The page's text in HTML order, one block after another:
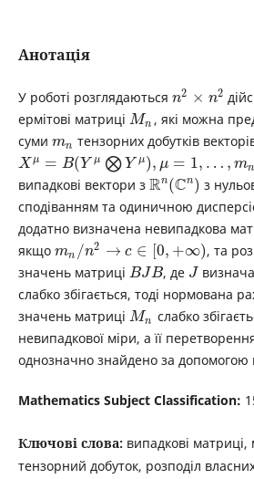
Анотація
У роботi розглядаються n2 × n2
ермiтовi матрицi Mn , якi можна
суми mn тензорних добуткiв
X μ = B(Y μ ⨂ Y μ), μ = 1, … , mn
випадковi вектори з Rn (Cn) з
сподiванням та одиничною
додатно визначена невипадкова
якщо mn /n2 → c ∈ [0, +∞), та
значень матрицi BJB, де J
слабко збiгається, тодi нормована
значень матрицi Mn
слабко
невипадкової мiри, а її
однозначно знайдено за допомогою
Mathematics Subject Classification:
Ключові слова: випадкові матриці,
тензорний добуток, розподіл